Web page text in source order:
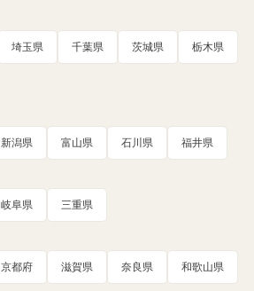
埼玉県 千葉県 茨城県 栃木県
新潟県 富山県 石川県 福井県
岐阜県 三重県
京都府 滋賀県 奈良県 和歌山県